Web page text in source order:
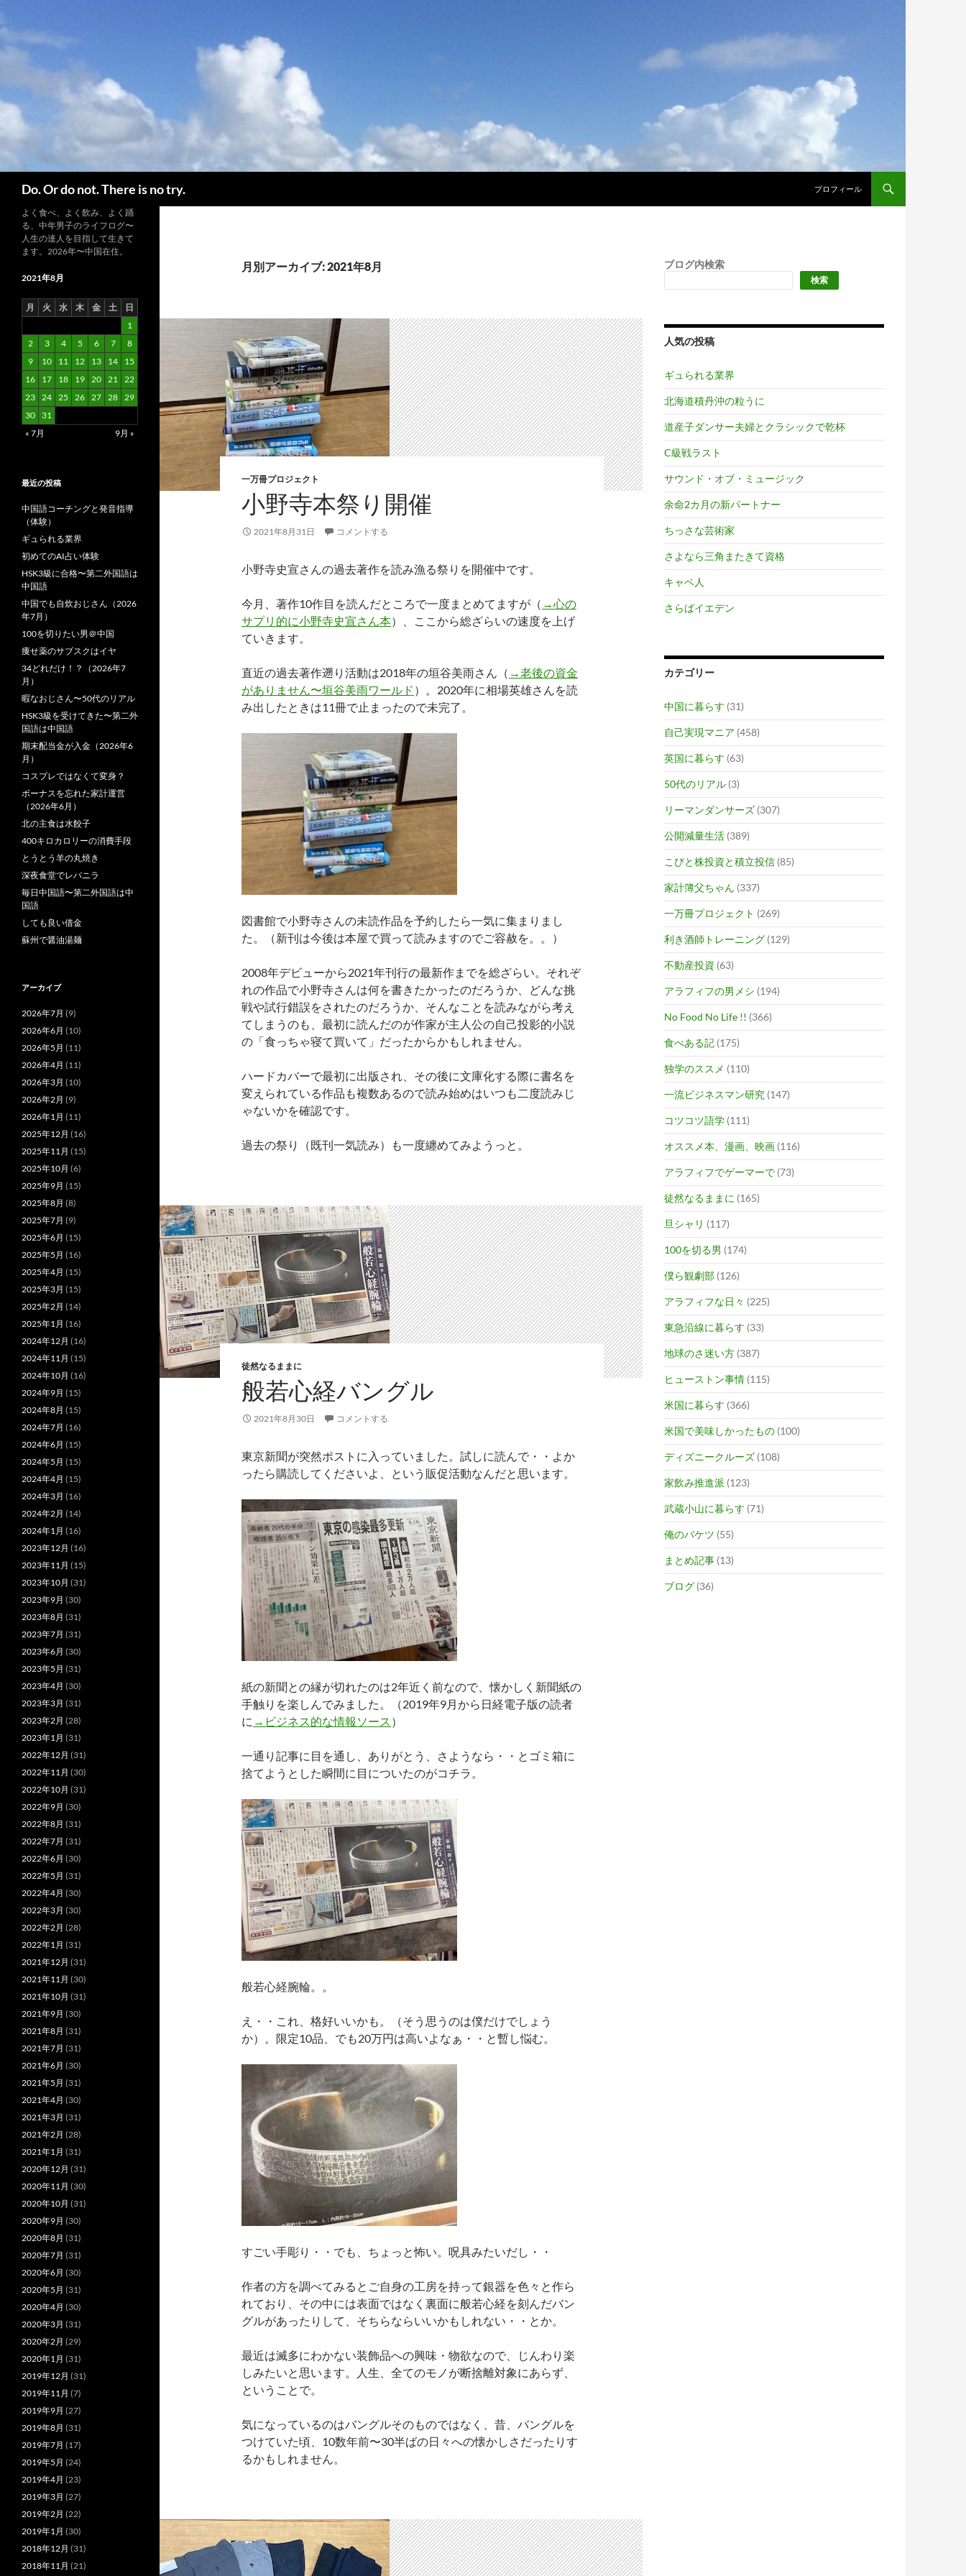
ン
Do. Or do not. There is no try. プロフィール
月別アーカイブ: 2021年8月
一万冊プロジェクト
小野寺本祭り開催
2021年8月31日 コメントする
小野寺史宣さんの過去著作を読み漁る祭りを開催中です。
今月、著作10作目を読んだところで一度まとめてますが（ →心の
サプリ的に小野寺史宣さん本）、ここから総ざらいの速度を上げ
ていきます。
直近の過去著作遡り活動は2018年の垣谷美雨さん（ →老後の資金
がありません〜垣谷美雨ワールド ）。2020年に相場英雄さんを読
み出したときは11冊で止まったので未完了。
図書館で小野寺さんの未読作品を予約したら一気に集まりまし
た。（新刊は今後は本屋で買って読みますのでご容赦を。。）
2008年デビューから2021年刊行の最新作までを総ざらい。それぞ
れの作品で小野寺さんは何を書きたかったのだろうか、どんな挑
戦や試行錯誤をされたのだろうか、そんなことを読みながら考え
てしまうのも、最初に読んだのが作家が主人公の自己投影的小説
の「食っちゃ寝て買いて」だったからかもしれません。
ハードカバーで最初に出版され、その後に文庫化する際に書名を
変えられている作品も複数あるので読み始めはいつも二度読みじ
ゃないかを確認です。
過去の祭り（既刊一気読み）も一度纏めてみようっと。
徒然なるままに
般若心経バングル
2021年8月30日 コメントする
東京新聞が突然ポストに入っていました。試しに読んで・・よか
ったら購読してくださいよ、という販促活動なんだと思います。
紙の新聞との縁が切れたのは2年近く前なので、懐かしく新聞紙の
手触りを楽しんでみました。（2019年9月から日経電子版の読者
に →ビジネス的な情報ソース ）
一通り記事に目を通し、ありがとう、さようなら・・とゴミ箱に
捨てようとした瞬間に目についたのがコチラ。
般若心経腕輪。。
え・・これ、格好いいかも。（そう思うのは僕だけでしょう
か）。限定10品、でも20万円は高いよなぁ・・と暫し悩む。
すごい手彫り・・でも、ちょっと怖い。呪具みたいだし・・
作者の方を調べてみるとご自身の工房を持って銀器を色々と作ら
れており、その中には表面ではなく裏面に般若心経を刻んだバン
グルがあったりして、そちらならいいかもしれない・・とか。
最近は滅多にわかない装飾品への興味・物欲なので、じんわり楽
しみたいと思います。人生、全てのモノが断捨離対象にあらず、
ということで。
気になっているのはバングルそのものではなく、昔、バングルを
つけていた頃、10数年前〜30半ばの日々への懐かしさだったりす
るかもしれません。
ブログ内検索
検索
人気の投稿
ギュられる業界
北海道積丹沖の粒うに
道産子ダンサー夫婦とクラシックで乾杯
C級戦ラスト
サウンド・オブ・ミュージック
余命2カ月の新パートナー
ちっさな芸術家
さよなら三角またきて資格
キャベ人
さらばイエデン
カテゴリー
中国に暮らす (31)
自己実現マニア (458)
英国に暮らす (63)
50代のリアル (3)
リーマンダンサーズ (307)
公開減量生活 (389)
こびと株投資と積立投信 (85)
家計簿父ちゃん (337)
一万冊プロジェクト (269)
利き酒師トレーニング (129)
不動産投資 (63)
アラフィフの男メシ (194)
No Food No Life !! (366)
食べある記 (175)
独学のススメ (110)
一流ビジネスマン研究 (147)
コツコツ語学 (111)
オススメ本、漫画、映画 (116)
アラフィフでゲーマーで (73)
徒然なるままに (165)
旦シャリ (117)
100を切る男 (174)
僕ら観劇部 (126)
アラフィフな日々 (225)
東急沿線に暮らす (33)
地球のさ迷い方 (387)
ヒューストン事情 (115)
米国に暮らす (366)
米国で美味しかったもの (100)
ディズニークルーズ (108)
家飲み推進派 (123)
武蔵小山に暮らす (71)
俺のバケツ (55)
まとめ記事 (13)
ブログ (36)
よく食べ、よく飲み、よく踊
る、中年男子のライフログ〜
人生の達人を目指して生きて
ます。2026年〜中国在住。
2021年8月
月 火 水 木 金 土
日
1
2
3 4 5 6 7
8
9
10 11 12 13 14
15
16
17 18 19 20 21 22
23 24 25 26 27 28 29
30
31
« 7月
9月 »
最近の投稿
中国語コーチングと発音指導
（体験）
ギュられる業界
初めてのAI占い体験
HSK3級に合格〜第二外国語は
中国語
中国でも自炊おじさん（2026
年7月）
100を切りたい男＠中国
痩せ薬のサブスクはイヤ
34どれだけ！？（2026年7
月）
暇なおじさん〜50代のリアル
HSK3級を受けてきた〜第二外
国語は中国語
期末配当金が入金（2026年6
月）
コスプレではなくて変身？
ボーナスを忘れた家計運営
（2026年6月）
北の主食は水餃子
400キロカロリーの消費手段
とうとう羊の丸焼き
深夜食堂でレバニラ
毎日中国語〜第二外国語は中
国語
しても良い借金
蘇州で醤油湯麺
アーカイブ
2026年7月 (9)
2026年6月 (10)
2026年5月 (11)
2026年4月 (11)
2026年3月 (10)
2026年2月 (9)
2026年1月 (11)
2025年12月 (16)
2025年11月 (15)
2025年10月 (6)
2025年9月 (15)
2025年8月 (8)
2025年7月 (9)
2025年6月 (15)
2025年5月 (16)
2025年4月 (15)
2025年3月 (15)
2025年2月 (14)
2025年1月 (16)
2024年12月 (16)
2024年11月 (15)
2024年10月 (16)
2024年9月 (15)
2024年8月 (15)
2024年7月 (16)
2024年6月 (15)
2024年5月 (15)
2024年4月 (15)
2024年3月 (16)
2024年2月 (14)
2024年1月 (16)
2023年12月 (16)
2023年11月 (15)
2023年10月 (31)
2023年9月 (30)
2023年8月 (31)
2023年7月 (31)
2023年6月 (30)
2023年5月 (31)
2023年4月 (30)
2023年3月 (31)
2023年2月 (28)
2023年1月 (31)
2022年12月 (31)
2022年11月 (30)
2022年10月 (31)
2022年9月 (30)
2022年8月 (31)
2022年7月 (31)
2022年6月 (30)
2022年5月 (31)
2022年4月 (30)
2022年3月 (30)
2022年2月 (28)
2022年1月 (31)
2021年12月 (31)
2021年11月 (30)
2021年10月 (31)
2021年9月 (30)
2021年8月 (31)
2021年7月 (31)
2021年6月 (30)
2021年5月 (31)
2021年4月 (30)
2021年3月 (31)
2021年2月 (28)
2021年1月 (31)
2020年12月 (31)
2020年11月 (30)
2020年10月 (31)
2020年9月 (30)
2020年8月 (31)
2020年7月 (31)
2020年6月 (30)
2020年5月 (31)
2020年4月 (30)
2020年3月 (31)
2020年2月 (29)
2020年1月 (31)
2019年12月 (31)
2019年11月 (7)
2019年9月 (27)
2019年8月 (31)
2019年7月 (17)
2019年5月 (24)
2019年4月 (23)
2019年3月 (27)
2019年2月 (22)
2019年1月 (30)
2018年12月 (31)
2018年11月 (21)